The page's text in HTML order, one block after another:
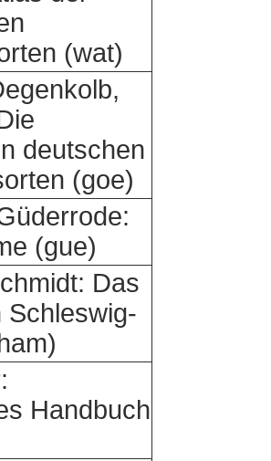
(wat)
deutschen
(goe)
(gue)
Das
Schleswig-
Handbuch